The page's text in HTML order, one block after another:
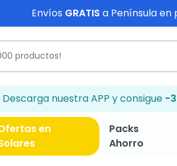
Envíos GRATIS a Península en
Descarga nuestra APP y consigue -
en
Packs
Ahorro